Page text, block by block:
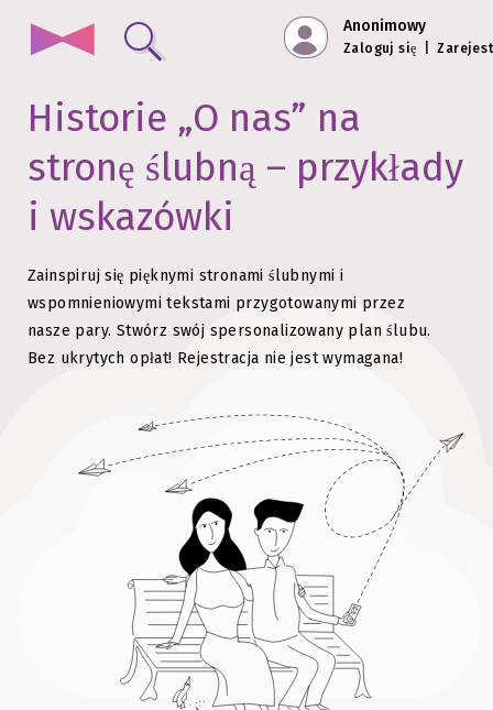
Anonimowy
Zaloguj się
Historie „O nas” na
stronę ślubną – przykłady
i wskazówki
Zainspiruj się pięknymi stronami ślubnymi i
wspomnieniowymi tekstami przygotowanymi przez
nasze pary. Stwórz swój spersonalizowany plan ślubu.
Bez ukrytych opłat! Rejestracja nie jest wymagana!